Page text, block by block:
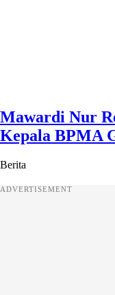
Mawardi Nur
Kepala BPMA
Berita
ADVERTISEMENT